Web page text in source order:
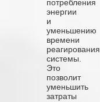
потребления
энергии
и
уменьшению
времени
реагирования
системы.
Это
позволит
уменьшить
затраты